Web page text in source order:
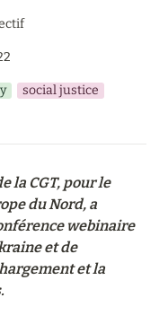
social justice
la CGT, pour le
du Nord, a
webinaire
et de
et la